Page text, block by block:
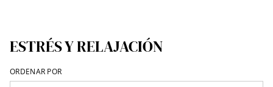
ESTRÉS Y RELAJACIÓN
ORDENAR POR